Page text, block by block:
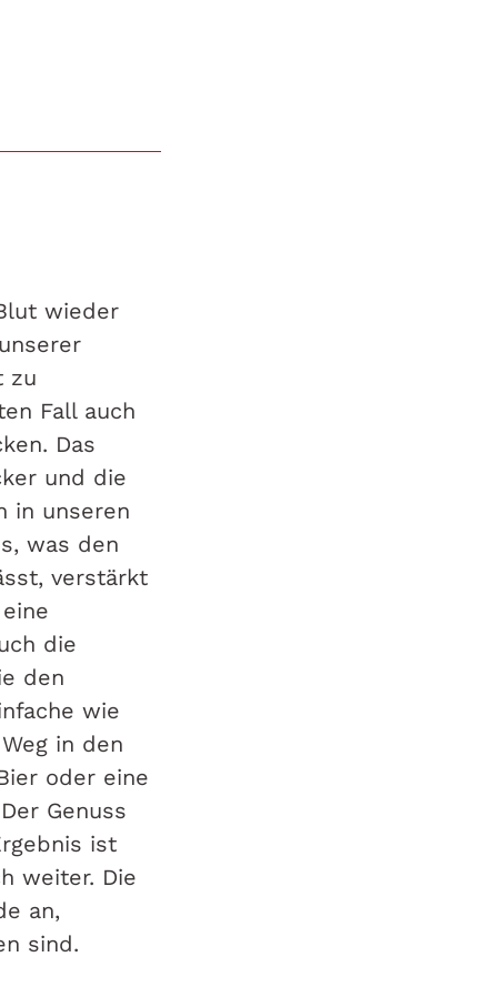
wieder
zu
Fall auch
Das
und die
in unseren
was den
verstärkt
die
den
wie
in den
oder eine
Genuss
ist
weiter. Die
an,
sind.